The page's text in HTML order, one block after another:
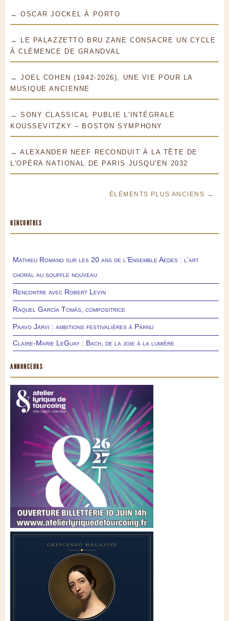
→ OSCAR JOCKEL À PORTO
→ LE PALAZZETTO BRU ZANE CONSACRE UN CYCLE
À CLÉMENCE DE GRANDVAL
→ JOEL COHEN (1942-2026), UNE VIE POUR LA
MUSIQUE ANCIENNE
→ SONY CLASSICAL PUBLIE L'INTÉGRALE
KOUSSEVITZKY – BOSTON SYMPHONY
→ ALEXANDER NEEF RECONDUIT À LA TÊTE DE
L'OPÉRA NATIONAL DE PARIS JUSQU'EN 2032
ÉLÉMENTS PLUS ANCIENS →
RENCONTRES
Mathieu Romano sur les 20 ans de l’Ensemble Aedes : l’art
choral au souffle nouveau
Rencontre avec Robert Levin
Raquel García Tomás, compositrice
Paavo Järvi : ambitions festivalières à Pärnu
Claire-Marie LeGuay : Bach, de la joie à la lumière
ANNONCEURS